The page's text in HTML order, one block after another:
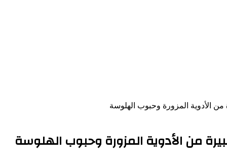
المزورة وحبوب الهلوسة
من الأدوية المزورة وحبوب الهلوسة